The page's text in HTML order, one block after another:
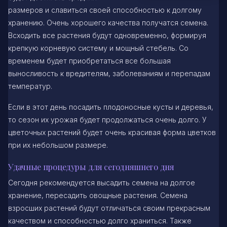
размеров и славиться своей способностью к долгому
хранению. Очень хорошего качества получатся семена.
Всходить все растения будут одновременно, формируя
крепкую корневую систему и мощный стебель. Со
временем будет приобретаться все большая
выносливость к вредителям, заболеваниям и перепадам
температур.
Если в этот день посадить плодоносные кусты и деревья,
то сезон их урожая будет продолжаться очень долго. У
цветочных растений будет очень красивая форма цветков
при их небольшом размере.
Удачные процедуры для сегодняшнего дня
Сегодня рекомендуется высадить семена на долгое
хранение, пересадить овощные растения. Семена
взросших растений будут отличаться своим прекрасным
качеством и способностью долго храниться. Также